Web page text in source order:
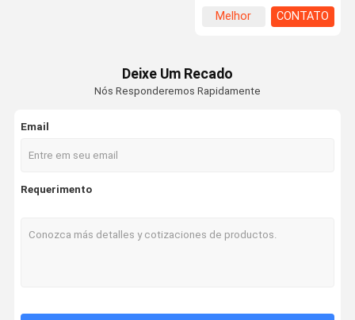
Melhor
CONTATO
Deixe Um Recado
Nós Responderemos Rapidamente
Email
Requerimento